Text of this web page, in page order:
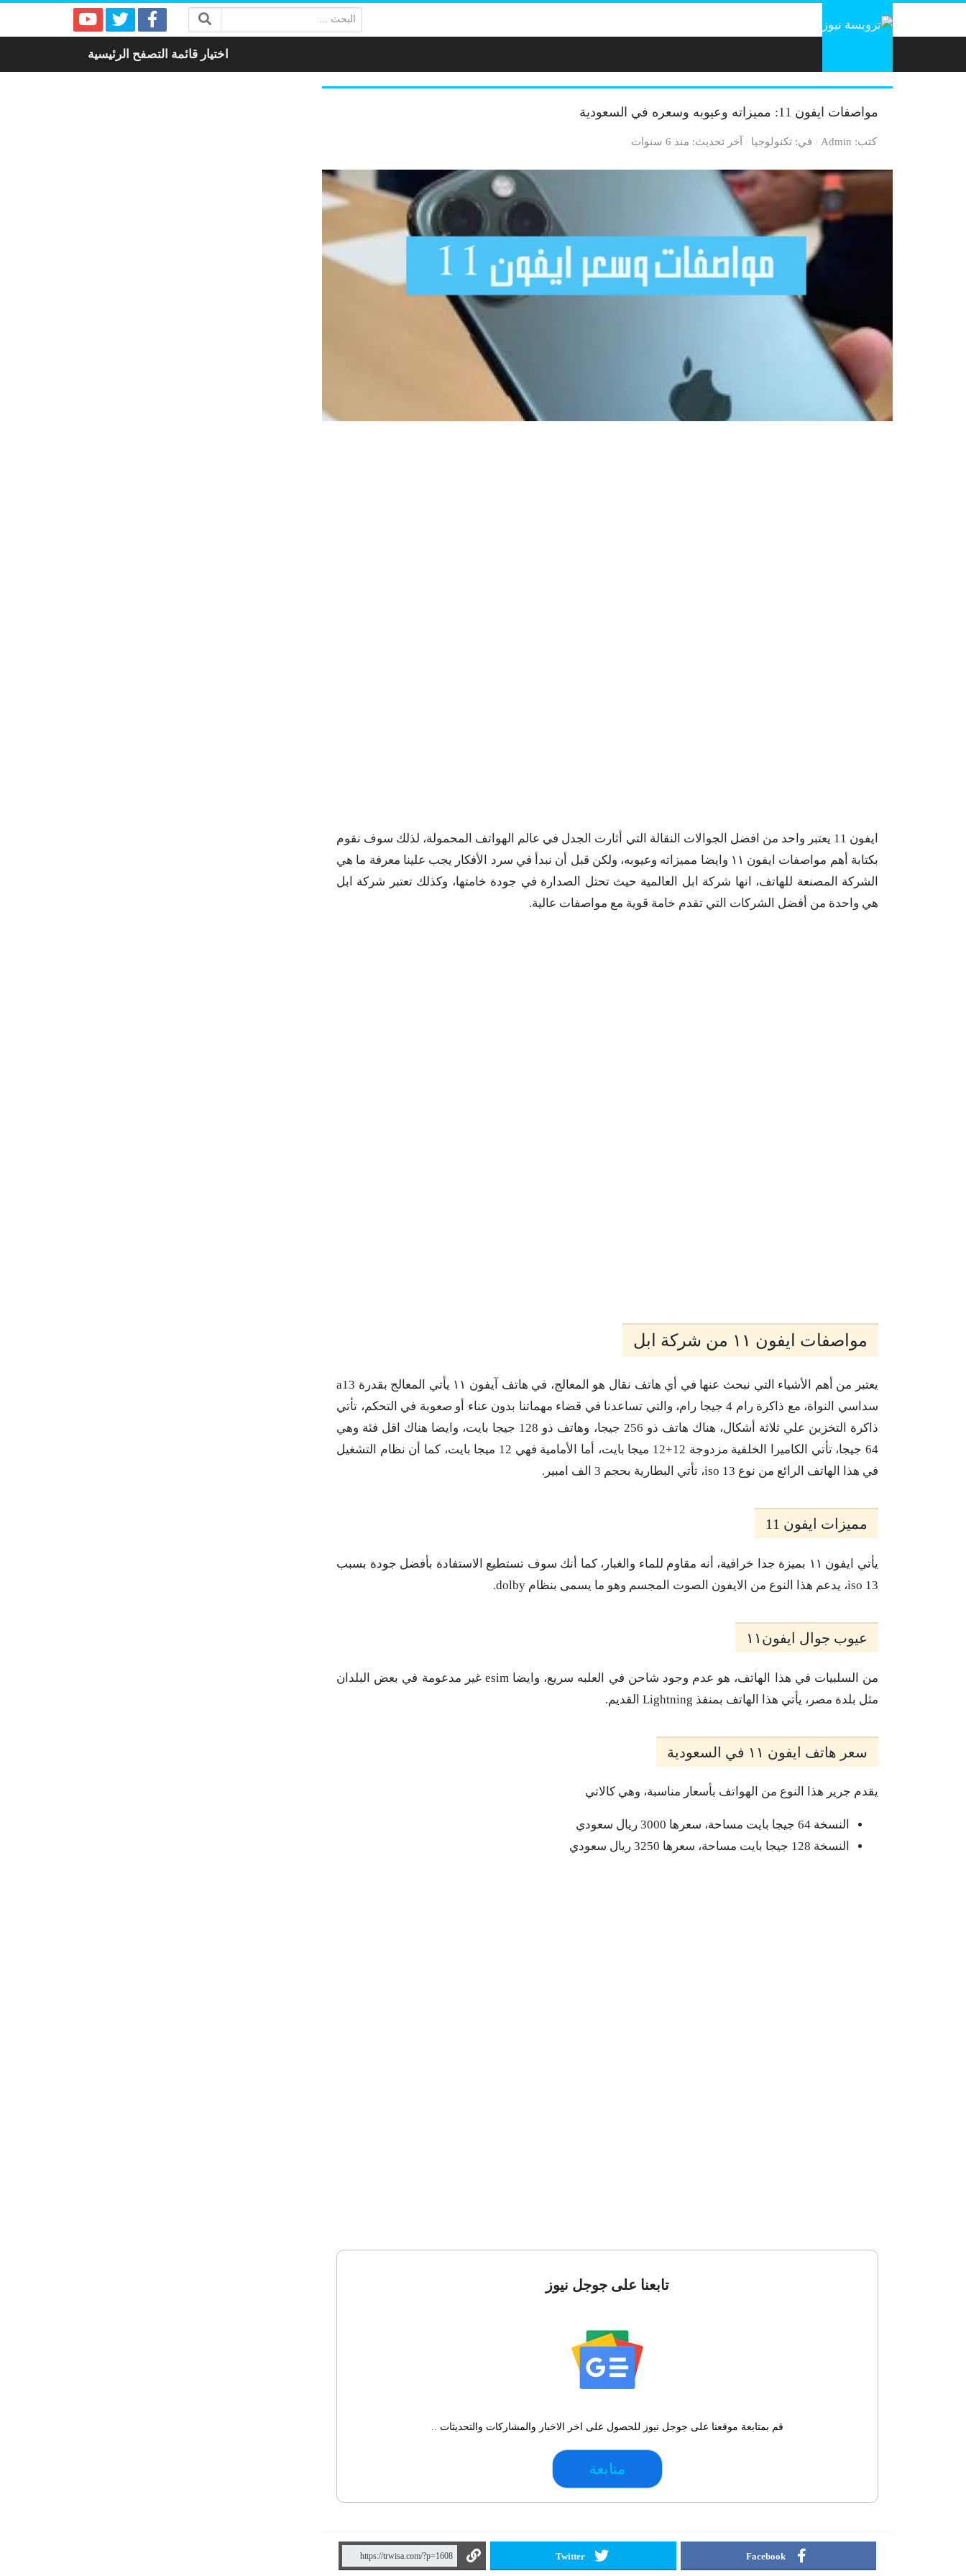
البحث:
اختيار قائمة التصفح الرئيسية
مواصفات ايفون 11: مميزاته وعيوبه وسعره في السعودية
كتب Admin في تكنولوجيا آخر تحديث منذ 6 سنوات
ايفون 11 يعتبر واحد من افضل الجوالات النقالة التي أثارت الجدل في عالم الهواتف المحمولة، لذلك سوف نقوم
بكتابة أهم مواصفات ايفون ١١ وايضا مميزاته وعيوبه، ولكن قبل أن نبدأ في سرد الأفكار يجب علينا معرفة ما هي
الشركة المصنعة للهاتف، انها شركة ابل العالمية حيث تحتل الصدارة في جودة خامتها، وكذلك تعتبر شركة ابل
هي واحدة من أفضل الشركات التي تقدم خامة قوية مع مواصفات عالية.
مواصفات ايفون ١١ من شركة ابل
يعتبر من أهم الأشياء التي نبحث عنها في أي هاتف نقال هو المعالج، في هاتف آيفون ١١ يأتي المعالج بقدرة a13
سداسي النواة، مع ذاكرة رام 4 جيجا رام، والتي تساعدنا في قضاء مهماتنا بدون عناء أو صعوبة في التحكم، تأتي
ذاكرة التخزين علي ثلاثة أشكال، هناك هاتف ذو 256 جيجا، وهاتف ذو 128 جيجا بايت، وايضا هناك اقل فئة وهي
64 جيجا، تأتي الكاميرا الخلفية مزدوجة 12+12 ميجا بايت، أما الأمامية فهي 12 ميجا بايت، كما أن نظام التشغيل
في هذا الهاتف الرائع من نوع iso 13، تأتي البطارية بحجم 3 الف امبير.
مميزات ايفون 11
يأتي ايفون ١١ بميزة جدا خرافية، أنه مقاوم للماء والغبار، كما أنك سوف تستطيع الاستفادة بأفضل جودة بسبب
iso 13، يدعم هذا النوع من الايفون الصوت المجسم وهو ما يسمى بنظام dolby.
عيوب جوال ايفون١١
من السلبيات في هذا الهاتف، هو عدم وجود شاحن في العلبه سريع، وايضا esim غير مدعومة في بعض البلدان
مثل بلدة مصر، يأتي هذا الهاتف بمنفذ Lightning القديم.
سعر هاتف ايفون ١١ في السعودية
يقدم جرير هذا النوع من الهواتف بأسعار مناسبة، وهي كالاتي
النسخة 64 جيجا بايت مساحة، سعرها 3000 ريال سعودي
النسخة 128 جيجا بايت مساحة، سعرها 3250 ريال سعودي
تابعنا على جوجل نيوز
قم بمتابعة موقعنا على جوجل نيوز للحصول على اخر الاخبار والمشاركات والتحديثات ..
متابعة
Facebook
Twitter